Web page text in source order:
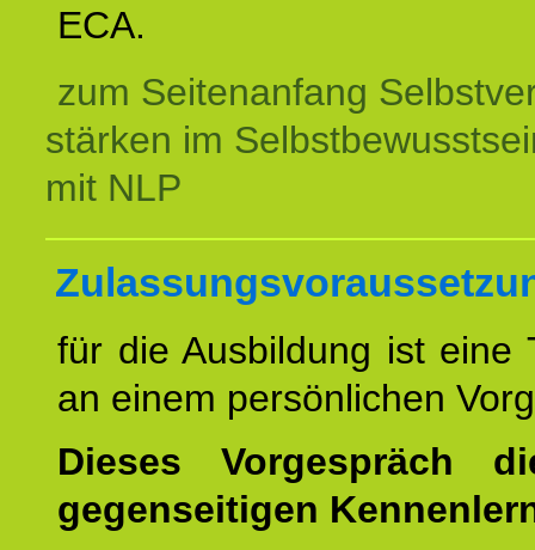
ECA.
zum Seitenanfang
stärken im
mit NLP
für die Ausbildung ist eine
an einem persönlichen
Dieses Vorgespräch
gegenseitigen